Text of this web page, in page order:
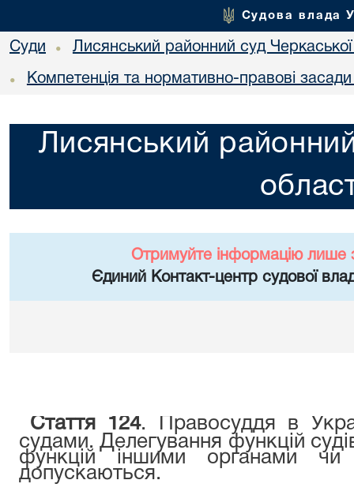
Судова влада
Суди • Лисянський районний суд Черкаської
• Компетенція та нормативно-правові засади
Лисянський
Отримуйте інформацію лише
Єдиний Контакт-центр судової
Стаття 124. Правосуддя в
судами. Делегування функцій
функцій іншими органами
допускаються.